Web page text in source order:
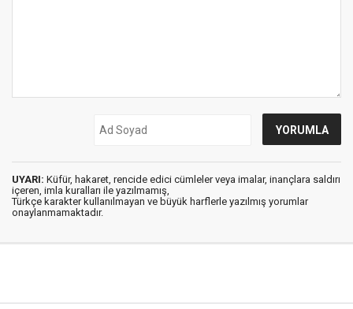
UYARI: Küfür, hakaret, rencide edici cümleler veya imalar, inançlara saldırı
içeren, imla kuralları ile yazılmamış,
Türkçe karakter kullanılmayan ve büyük harflerle yazılmış yorumlar
onaylanmamaktadır.